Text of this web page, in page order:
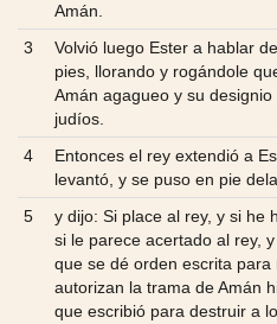
Amán.
3
Volvió luego Ester a hablar
pies, llorando y rogándole
Amán agagueo y su
judíos.
4
Entonces el rey extendió a
levantó, y se puso en pie
5
y dijo: Si place al rey, y si he
si le parece acertado al rey,
que se dé orden escrita
autorizan la trama de Amán
que escribió para destruir a